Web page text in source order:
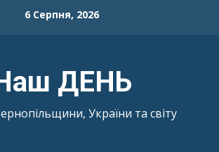
6 Серпня, 2026
ДЕНЬ
України та світу